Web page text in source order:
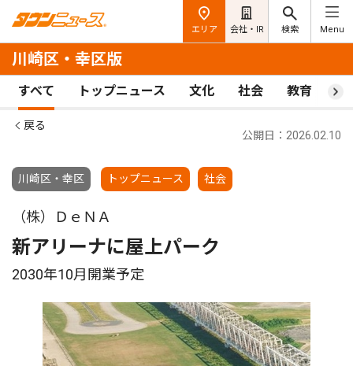
エリア 会社・IR 検索 Menu
川崎区・幸区版
すべて トップニュース 文化 社会 教育 ス
戻る
川崎区・幸区 トップニュース 社会
公開日：2026.02.10
（株）ＤｅＮＡ
新アリーナに屋上パーク
2030年10月開業予定